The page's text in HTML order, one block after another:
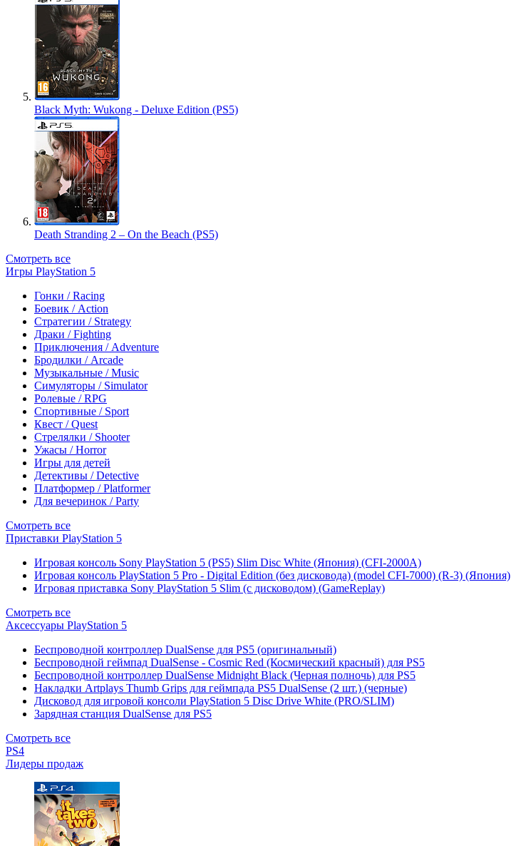
Black Myth: Wukong - Deluxe Edition (PS5)
Death Stranding 2 – On the Beach (PS5)
Смотреть все
Игры PlayStation 5
Гонки / Racing
Боевик / Action
Стратегии / Strategy
Драки / Fighting
Приключения / Adventure
Бродилки / Arcade
Музыкальные / Music
Симуляторы / Simulator
Ролевые / RPG
Спортивные / Sport
Квест / Quest
Стрелялки / Shooter
Ужасы / Horror
Игры для детей
Детективы / Detective
Платформер / Platformer
Для вечеринок / Party
Смотреть все
Приставки PlayStation 5
Игровая консоль Sony PlayStation 5 (PS5) Slim Disc White (Япония) (CFI-2000A)
Игровая консоль PlayStation 5 Pro - Digital Edition (без дисковода) (model CFI-7000) (R-3) (Япония)
Игровая приставка Sony PlayStation 5 Slim (с дисководом) (GameReplay)
Смотреть все
Аксессуары PlayStation 5
Беспроводной контроллер DualSense для PS5 (оригинальный)
Беспроводной геймпад DualSense - Cosmic Red (Космический красный) для PS5
Беспроводной контроллер DualSense Midnight Black (Черная полночь) для PS5
Накладки Artplays Thumb Grips для геймпада PS5 DualSense (2 шт.) (черные)
Дисковод для игровой консоли PlayStation 5 Disc Drive White (PRO/SLIM)
Зарядная станция DualSense для PS5
Смотреть все
PS4
Лидеры продаж